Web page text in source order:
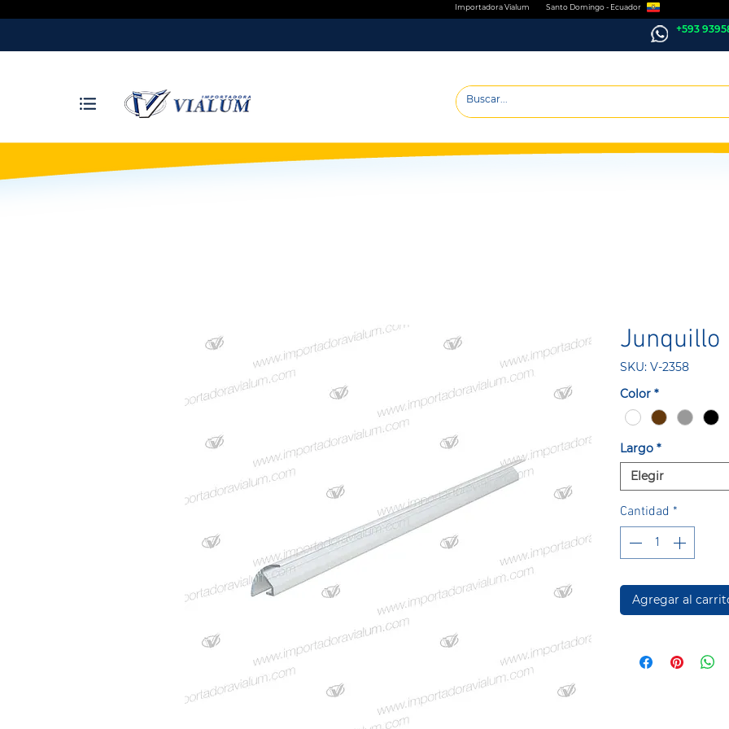
Importadora Vialum Santo Domingo - Ecuador
+593
Junquillo
SKU: V-2358
Color *
Largo *
Elegir
Cantidad *
Agregar al